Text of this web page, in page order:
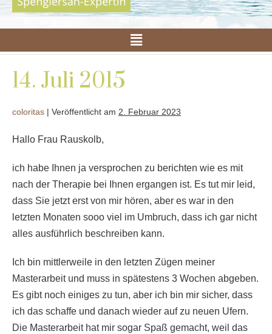
14. Juli 2015
coloritas | Veröffentlicht am 2. Februar 2023
Hallo Frau Rauskolb,
ich habe Ihnen ja versprochen zu berichten wie es mit
nach der Therapie bei Ihnen ergangen ist. Es tut mir leid,
dass Sie jetzt erst von mir hören, aber es war in den
letzten Monaten sooo viel im Umbruch, dass ich gar nicht
alles ausführlich beschreiben kann.
Ich bin mittlerweile in den letzten Zügen meiner
Masterarbeit und muss in spätestens 3 Wochen abgeben.
Es gibt noch einiges zu tun, aber ich bin mir sicher, dass
ich das schaffe und danach wieder auf zu neuen Ufern.
Die Masterarbeit hat mir sogar Spaß gemacht, weil das